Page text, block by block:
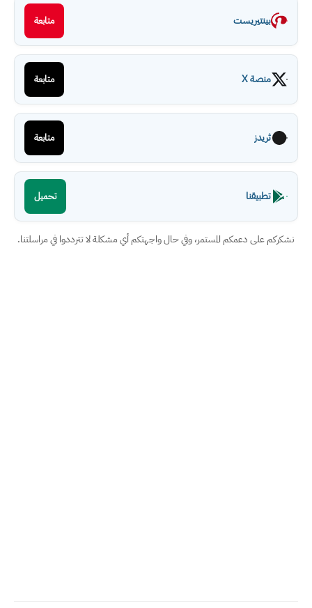
بينتيريست متابعة
منصة X متابعة
ثريدز متابعة
تطبيقنا تحميل
نشكركم على دعمكم المستمر، وفي حال واجهتكم أي مشكلة لا تترددوا في مراسلتنا.